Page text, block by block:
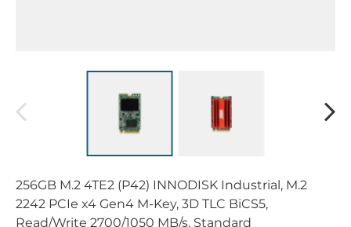
256GB M.2 4TE2 (P42) INNODISK Industrial, M.2
2242 PCIe x4 Gen4 M-Key, 3D TLC BiCS5,
Read/Write 2700/1050 MB/s, Standard